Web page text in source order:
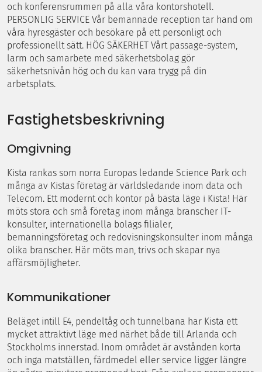
och konferensrummen på alla våra kontorshotell.
PERSONLIG SERVICE Vår bemannade reception tar hand om
våra hyresgäster och besökare på ett personligt och
professionellt sätt. HÖG SÄKERHET Vårt passage-system,
larm och samarbete med säkerhetsbolag gör
säkerhetsnivån hög och du kan vara trygg på din
arbetsplats.
Fastighetsbeskrivning
Omgivning
Kista rankas som norra Europas ledande Science Park och
många av Kistas företag är världsledande inom data och
Telecom. Ett modernt och kontor på bästa läge i Kista! Här
möts stora och små företag inom många branscher IT-
konsulter, internationella bolags filialer,
bemanningsföretag och redovisningskonsulter inom många
olika branscher. Här möts man, trivs och skapar nya
affärsmöjligheter.
Kommunikationer
Beläget intill E4, pendeltåg och tunnelbana har Kista ett
mycket attraktivt läge med närhet både till Arlanda och
Stockholms innerstad. Inom området är avstånden korta
och inga matställen, färdmedel eller service ligger längre